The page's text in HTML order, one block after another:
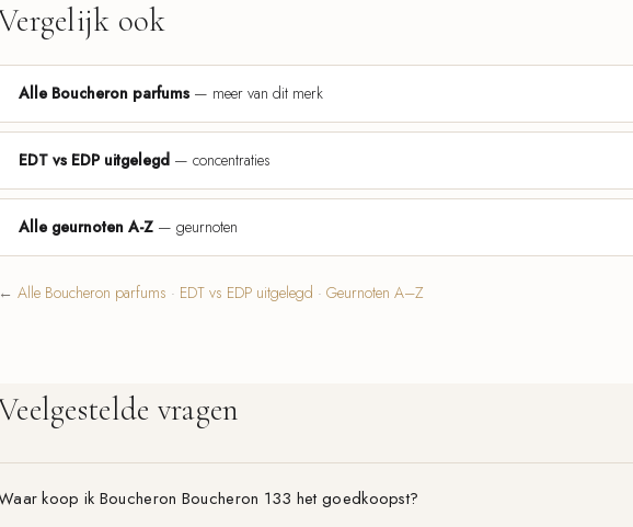
ook
Alle Boucheron parfums — meer van dit merk
EDT vs EDP uitgelegd — concentraties
Alle geurnoten A-Z — geurnoten
← Alle Boucheron parfums · EDT vs EDP uitgelegd · Geurnoten A–Z
vragen
koop ik Boucheron Boucheron 133 het goedkoopst?